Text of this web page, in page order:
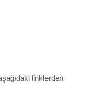
linklerden